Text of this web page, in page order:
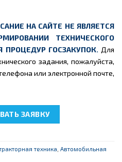
НА САЙТЕ НЕ ЯВЛЯЕТСЯ
ТЕХНИЧЕСКОГО
ПРОЦЕДУР ГОСЗАКУПОК. Для
задания, пожалуйста,
или электронной почте,
"Разрезная модель насос-
ЗАЯВКУ
техника Автомобильная